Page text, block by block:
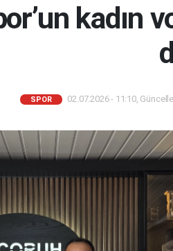
kadın
SPOR 02.07.2026 - 11:10,